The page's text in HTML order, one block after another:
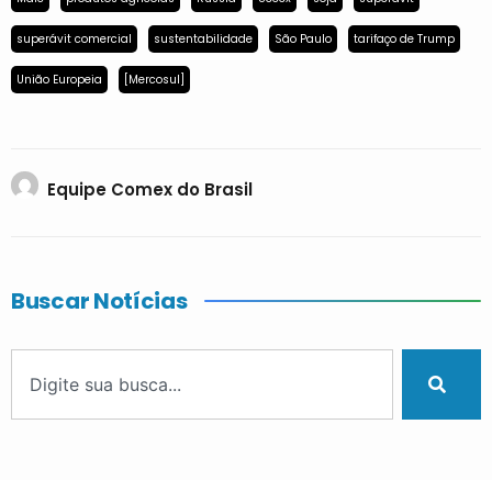
superávit comercial sustentabilidade São Paulo tarifaço de Trump
União Europeia [Mercosul]
Equipe Comex do Brasil
Buscar Notícias